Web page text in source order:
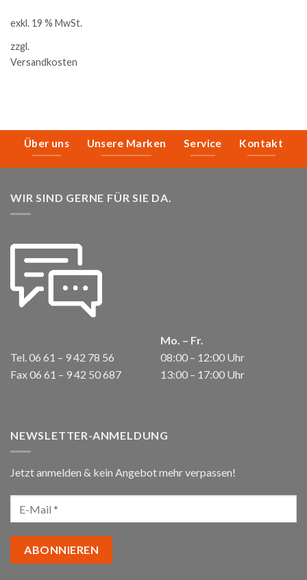
exkl. 19 % MwSt.
zzgl.
Versandkosten
Über uns Unsere Marken Service Kontakt
WIR SIND GERNE FÜR SIE DA.
Tel. 06 61 – 9 42 78 56
Fax 06 61 – 9 42 50 687
Mo. – Fr.
08:00 – 12:00 Uhr
13:00 – 17:00 Uhr
NEWSLETTER-ANMELDUNG
Jetzt anmelden & kein Angebot mehr verpassen!